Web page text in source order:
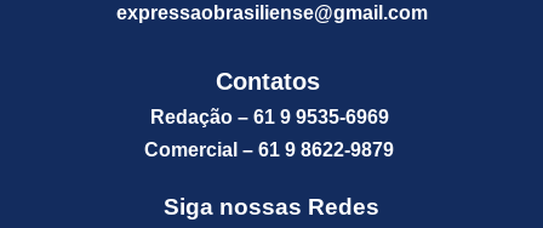
expressaobrasiliense@gmail.com
Contatos
Redação – 61 9 9535-6969
Comercial – 61 9 8622-9879
Siga nossas Redes